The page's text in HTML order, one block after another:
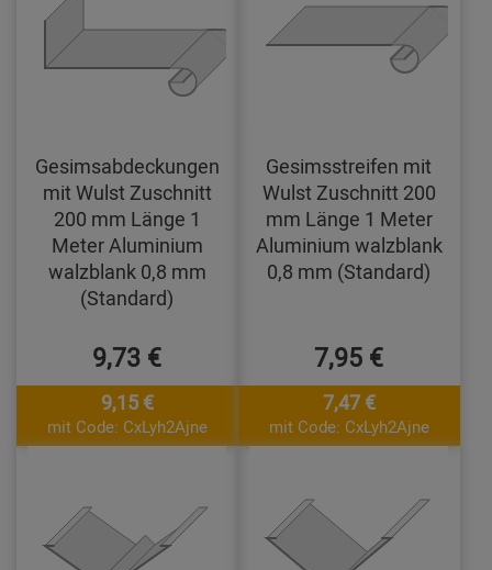
Gesimsabdeckungen
mit Wulst Zuschnitt
200 mm Länge 1
Meter Aluminium
walzblank 0,8 mm
(Standard)
9,73 €
9,15 €
mit Code: CxLyh2Ajne
Gesimsstreifen mit
Wulst Zuschnitt 200
mm Länge 1 Meter
Aluminium walzblank
0,8 mm (Standard)
7,95 €
7,47 €
mit Code: CxLyh2Ajne